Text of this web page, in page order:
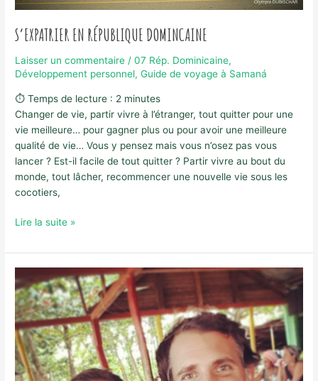
S’EXPATRIER EN RÉPUBLIQUE DOMINCAINE
Laisser un commentaire /07 Rép. Dominicaine,
Développement personnel,Guide de voyage à Samaná
⏱ Temps de lecture : 2 minutes
Changer de vie, partir vivre à l’étranger, tout quitter pour une
vie meilleure… pour gagner plus ou pour avoir une meilleure
qualité de vie… Vous y pensez mais vous n’osez pas vous
lancer ? Est-il facile de tout quitter ? Partir vivre au bout du
monde, tout lâcher, recommencer une nouvelle vie sous les
cocotiers,
S’EXPATRIER
RÉPUBLIQUE
DOMINCAINE
Lire la suite »